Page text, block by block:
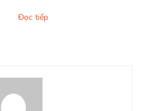
Đọc tiếp